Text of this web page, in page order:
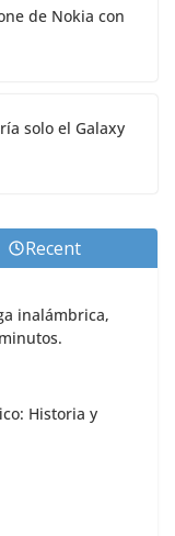
de Nokia con
solo el Galaxy
Recent
inalámbrica,
Historia y